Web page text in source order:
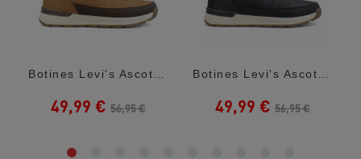
49,99 € 56,95 € 49,99 € 56,95 €